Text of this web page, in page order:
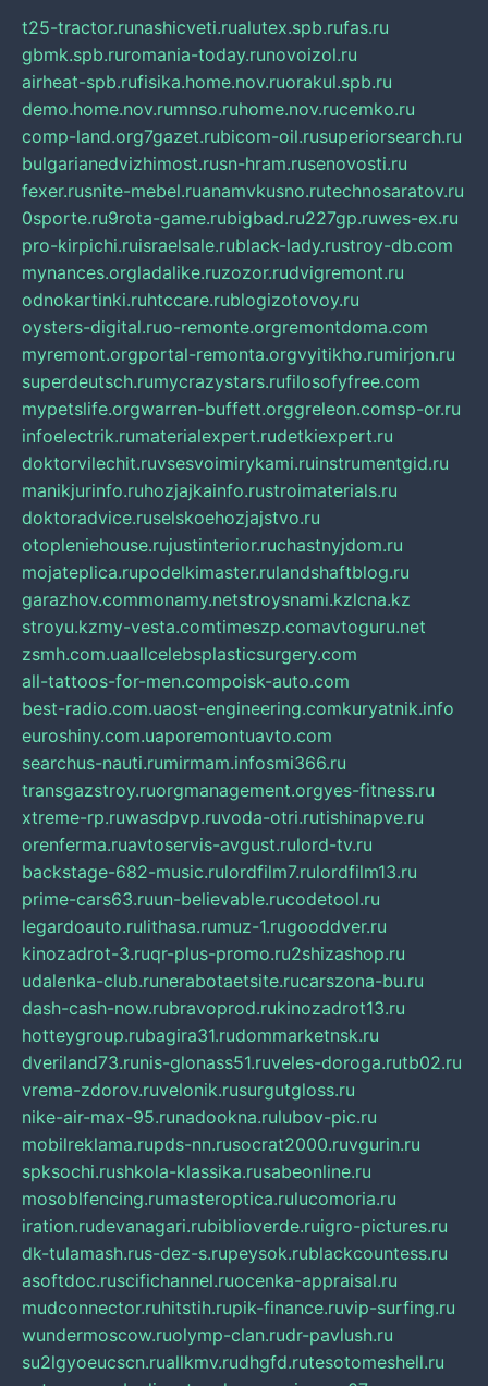
t25-tractor.runashicveti.rualutex.spb.rufas.ru
gbmk.spb.ruromania-today.runovoizol.ru
airheat-spb.rufisika.home.nov.ruorakul.spb.ru
demo.home.nov.rumnso.ruhome.nov.rucemko.ru
comp-land.org7gazet.rubicom-oil.rusuperiorsearch.ru
bulgarianedvizhimost.rusn-hram.rusenovosti.ru
fexer.rusnite-mebel.ruanamvkusno.rutechnosaratov.ru
0sporte.ru9rota-game.rubigbad.ru227gp.ruwes-ex.ru
pro-kirpichi.ruisraelsale.rublack-lady.rustroy-db.com
mynances.orgladalike.ruzozor.rudvigremont.ru
odnokartinki.ruhtccare.rublogizotovoy.ru
oysters-digital.ruo-remonte.orgremontdoma.com
myremont.orgportal-remonta.orgvyitikho.rumirjon.ru
superdeutsch.rumycrazystars.rufilosofyfree.com
mypetslife.orgwarren-buffett.orggreleon.comsp-or.ru
infoelectrik.rumaterialexpert.rudetkiexpert.ru
doktorvilechit.ruvsesvoimirykami.ruinstrumentgid.ru
manikjurinfo.ruhozjajkainfo.rustroimaterials.ru
doktoradvice.ruselskoehozjajstvo.ru
otopleniehouse.rujustinterior.ruchastnyjdom.ru
mojateplica.rupodelkimaster.rulandshaftblog.ru
garazhov.commonamy.netstroysnami.kzlcna.kz
stroyu.kzmy-vesta.comtimeszp.comavtoguru.net
zsmh.com.uaallcelebsplasticsurgery.com
all-tattoos-for-men.compoisk-auto.com
best-radio.com.uaost-engineering.comkuryatnik.info
euroshiny.com.uaporemontuavto.com
searchus-nauti.rumirmam.infosmi366.ru
transgazstroy.ruorgmanagement.orgyes-fitness.ru
xtreme-rp.ruwasdpvp.ruvoda-otri.rutishinapve.ru
orenferma.ruavtoservis-avgust.rulord-tv.ru
backstage-682-music.rulordfilm7.rulordfilm13.ru
prime-cars63.ruun-believable.rucodetool.ru
legardoauto.rulithasa.rumuz-1.rugooddver.ru
kinozadrot-3.ruqr-plus-promo.ru2shizashop.ru
udalenka-club.runerabotaetsite.rucarszona-bu.ru
dash-cash-now.rubravoprod.rukinozadrot13.ru
hotteygroup.rubagira31.rudommarketnsk.ru
dveriland73.runis-glonass51.ruveles-doroga.rutb02.ru
vrema-zdorov.ruvelonik.rusurgutgloss.ru
nike-air-max-95.runadookna.rulubov-pic.ru
mobilreklama.rupds-nn.rusocrat2000.ruvgurin.ru
spksochi.rushkola-klassika.rusabeonline.ru
mosoblfencing.rumasteroptica.rulucomoria.ru
iration.rudevanagari.rubiblioverde.ruigro-pictures.ru
dk-tulamash.rus-dez-s.rupeysok.rublackcountess.ru
asoftdoc.ruscifichannel.ruocenka-appraisal.ru
mudconnector.ruhitstih.rupik-finance.ruvip-surfing.ru
wundermoscow.ruolymp-clan.rudr-pavlush.ru
su2lgyoeucscn.ruallkmv.rudhgfd.rutesotomeshell.ru